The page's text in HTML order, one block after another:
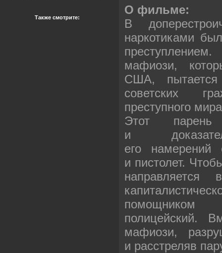
Также смотрите:
О фильме:
В
наркотиками
мафиози,
США, пытается
советских
преступного
Этот
и
его намерений
и пистолет.
помощником
полицейский.
мафиози,
и расстреляв